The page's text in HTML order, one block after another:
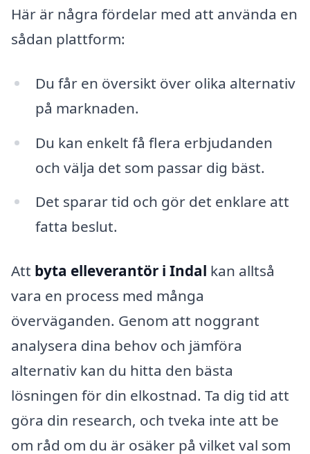
Här är några fördelar med att använda en
sådan plattform:
Du får en översikt över olika alternativ
på marknaden.
Du kan enkelt få flera erbjudanden
och välja det som passar dig bäst.
Det sparar tid och gör det enklare att
fatta beslut.
Att byta elleverantör i Indal kan alltså
vara en process med många
överväganden. Genom att noggrant
analysera dina behov och jämföra
alternativ kan du hitta den bästa
lösningen för din elkostnad. Ta dig tid att
göra din research, och tveka inte att be
om råd om du är osäker på vilket val som